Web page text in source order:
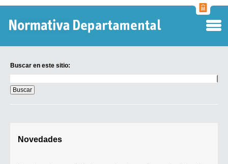
Buscar en este sitio:
en
este
sitio:
Novedades